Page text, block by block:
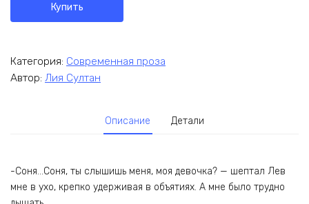
Купить
Категория: Современная проза
Автор: Лия Султан
Описание Детали
-Соня…Соня, ты слышишь меня, моя девочка? — шептал Лев
мне в ухо, крепко удерживая в объятиях. А мне было трудно